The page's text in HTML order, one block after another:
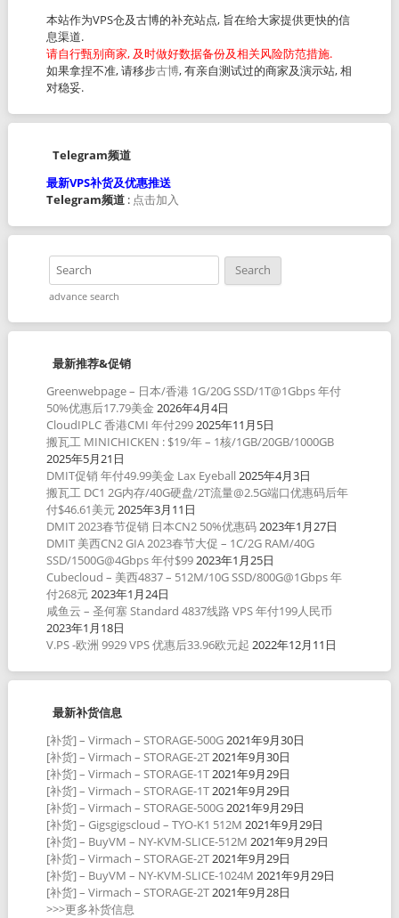
本站作为VPS仓及古博的补充站点, 旨在给大家提供更快的信
息渠道.
请自行甄别商家, 及时做好数据备份及相关风险防范措施.
如果拿捏不准, 请移步古博, 有亲自测试过的商家及演示站, 相
对稳妥.
Telegram频道
最新VPS补货及优惠推送
Telegram频道: 点击加入
advance search
最新推荐&促销
Greenwebpage – 日本/香港 1G/20G SSD/1T@1Gbps 年付
50%优惠后17.79美金 2026年4月4日
CloudIPLC 香港CMI 年付2992025年11月5日
搬瓦工 MINICHICKEN : $19/年 – 1核/1GB/20GB/1000GB
2025年5月21日
DMIT促销 年付49.99美金 Lax Eyeball 2025年4月3日
搬瓦工 DC1 2G内存/40G硬盘/2T流量@2.5G端口优惠码后年
付$46.61美元2025年3月11日
DMIT 2023春节促销 日本CN2 50%优惠码2023年1月27日
DMIT 美西CN2 GIA 2023春节大促 – 1C/2G RAM/40G
SSD/1500G@4Gbps 年付$992023年1月25日
Cubecloud – 美西4837 – 512M/10G SSD/800G@1Gbps 年
付268元2023年1月24日
咸鱼云 – 圣何塞 Standard 4837线路 VPS 年付199人民币
2023年1月18日
V.PS -欧洲 9929 VPS 优惠后33.96欧元起 2022年12月11日
最新补货信息
[补货] – Virmach – STORAGE-500G2021年9月30日
[补货] – Virmach – STORAGE-2T2021年9月30日
[补货] – Virmach – STORAGE-1T2021年9月29日
[补货] – Virmach – STORAGE-1T2021年9月29日
[补货] – Virmach – STORAGE-500G2021年9月29日
[补货] – Gigsgigscloud – TYO-K1 512M 2021年9月29日
[补货] – BuyVM – NY-KVM-SLICE-512M 2021年9月29日
[补货] – Virmach – STORAGE-2T2021年9月29日
[补货] – BuyVM – NY-KVM-SLICE-1024M 2021年9月29日
[补货] – Virmach – STORAGE-2T2021年9月28日
>>>更多补货信息